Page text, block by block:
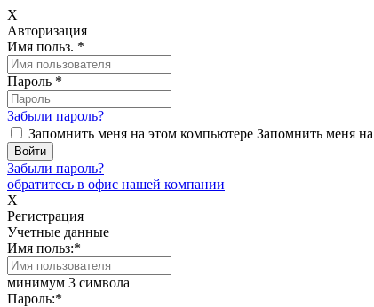
X
Авторизация
Имя польз. *
Пароль *
Забыли пароль?
Запомнить меня на этом компьютере Запомнить меня
Забыли пароль?
обратитесь в офис нашей компании
X
Регистрация
Учетные данные
Имя польз:*
минимум 3 символа
Пароль:*